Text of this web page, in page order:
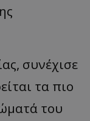
συνέχισε
τα πιο
του